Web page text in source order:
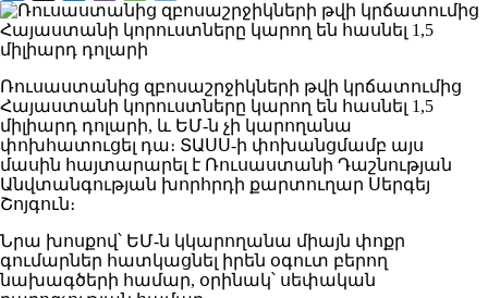
Ռուսաստանից զբոսաշրջիկների թվի կրճատումից
Հայաստանի կորուստները կարող են հասնել 1,5
միլիարդ դոլարի, և ԵՄ-ն չի կարողանա
փոխհատուցել դա։ ՏԱՍՍ-ի փոխանցմամբ այս
մասին հայտարարել է Ռուսաստանի Դաշնության
Անվտանգության խորհրդի քարտուղար Սերգեյ
Շոյգուն։
Նրա խոսքով՝ ԵՄ-ն կկարողանա միայն փոքր
գումարներ հատկացնել իրեն օգուտ բերող
նախագծերի համար, օրինակ՝ սեփական